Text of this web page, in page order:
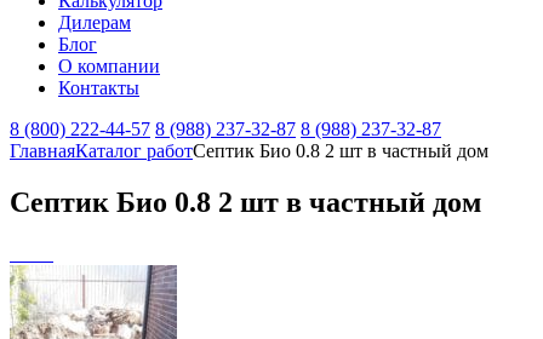
Дилерам
Блог
О компании
Контакты
8 (800) 222-44-57 8 (988) 237-32-87 8 (988) 237-32-87
ГлавнаяКаталог работСептик Био 0.8 2 шт в частный дом
Септик Био 0.8 2 шт в частный дом